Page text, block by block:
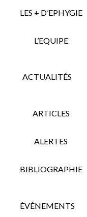
LES + D’EPHYGIE
L’EQUIPE
ACTUALITÉS
ARTICLES
ALERTES
BIBLIOGRAPHIE
ÉVÉNEMENTS